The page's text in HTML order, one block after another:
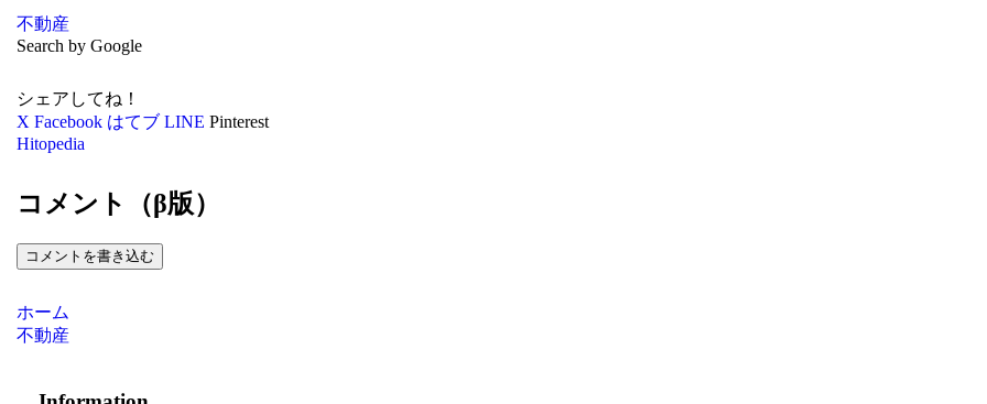
不動産
Search by Google
シェアしてね！
X Facebook はてブ LINE Pinterest
Hitopedia
コメント（β版）
コメントを書き込む
ホーム
不動産